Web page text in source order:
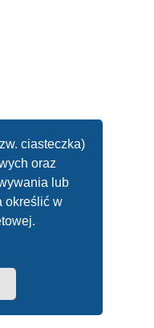
ciasteczka)
oraz
lub
określić w